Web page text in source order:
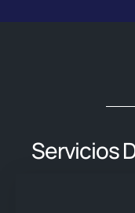
Servicios